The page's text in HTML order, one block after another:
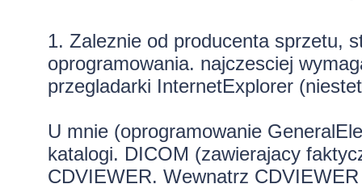
1. Zaleznie od producenta sprzetu,
oprogramowania. najczesciej
przegladarki InternetExplorer
U mnie (oprogramowanie
katalogi. DICOM (zawierajacy
CDVIEWER. Wewnatrz